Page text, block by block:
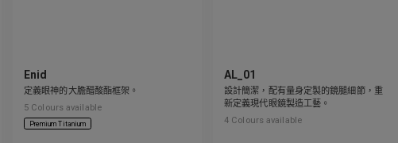
Enid
定義眼神的大膽醋酸酯框架。
5 Colours available
Premium Titanium
AL_01
設計簡潔，配有量身定製的鏡腿細節，重
新定義現代眼鏡製造工藝。
4 Colours available